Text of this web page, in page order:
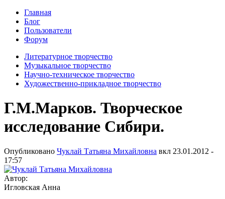
Главная
Блог
Пользователи
Форум
Литературное творчество
Музыкальное творчество
Научно-техническое творчество
Художественно-прикладное творчество
Г.М.Марков. Творческое
исследование Сибири.
Опубликовано Чуклай Татьяна Михайловна вкл 23.01.2012 -
17:57
Автор:
Игловская Анна